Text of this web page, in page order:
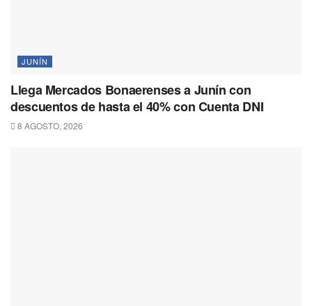
JUNÍN
Llega Mercados Bonaerenses a Junín con
descuentos de hasta el 40% con Cuenta DNI
8 AGOSTO, 2026